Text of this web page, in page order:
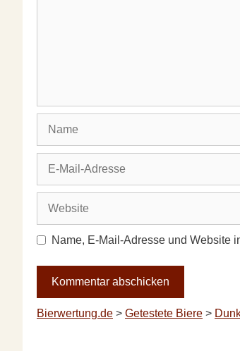
Adresse
Name, E-Mail-Adresse und Website
Bierwertung.de > Getestete Biere >